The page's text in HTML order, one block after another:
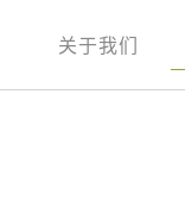
关于我们